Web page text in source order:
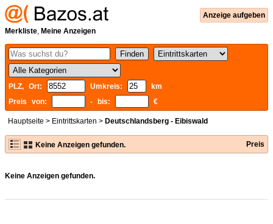
Anzeige aufgeben
Merkliste, Meine Anzeigen
PLZ, Ort: Umkreis:
km
Preis von:
- bis: €
Hauptseite > Eintrittskarten > Deutschlandsberg - Eibiswald
Keine Anzeigen gefunden. Preis
Keine Anzeigen gefunden.